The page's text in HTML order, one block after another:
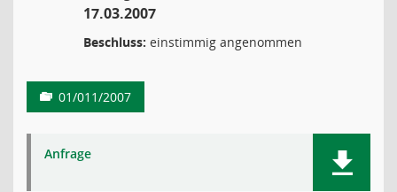
17.03.2007
Beschluss: einstimmig angenommen
01/011/2007
Anfrage